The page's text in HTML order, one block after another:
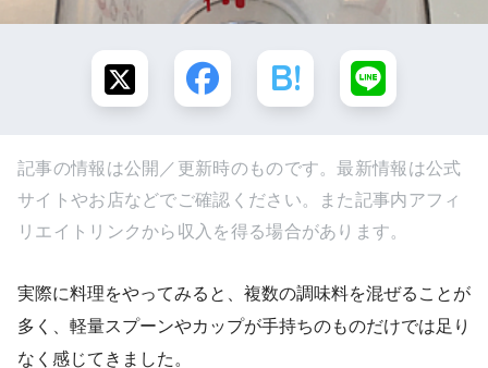
記事の情報は公開／更新時のものです。最新情報は公式
サイトやお店などでご確認ください。また記事内アフィ
リエイトリンクから収入を得る場合があります。
実際に料理をやってみると、複数の調味料を混ぜることが
多く、軽量スプーンやカップが手持ちのものだけでは足り
なく感じてきました。